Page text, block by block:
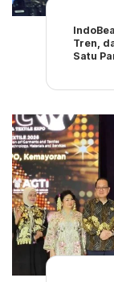
Tren,
Satu